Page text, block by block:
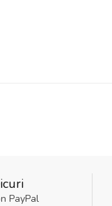
PayPal